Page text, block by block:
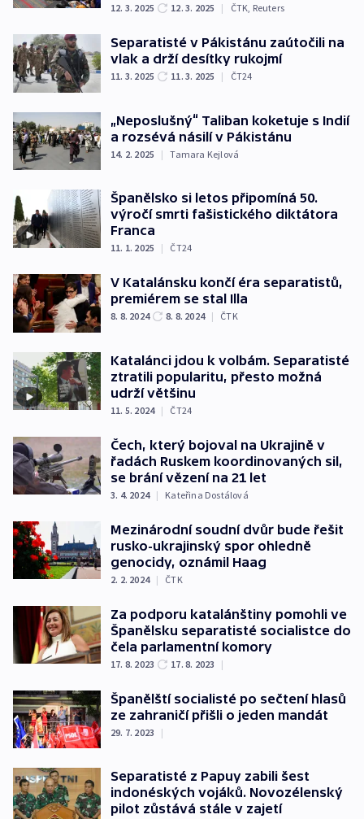
12. 3. 2025 12. 3. 2025 | ČTK Reuters
Separatisté v Pákistánu zaútočili na
vlak a drží desítky rukojmí
11. 3. 2025 11. 3. 2025 | ČT24
„Neposlušný“ Taliban koketuje s Indií
a rozsévá násilí v Pákistánu
14. 2. 2025 | Tamara Kejlová
Španělsko si letos připomíná 50.
výročí smrti fašistického diktátora
Franca
11. 1. 2025 | ČT24
V Katalánsku končí éra separatistů,
premiérem se stal Illa
8. 8. 2024 8. 8. 2024 | ČTK
Katalánci jdou k volbám. Separatisté
ztratili popularitu, přesto možná
udrží většinu
11. 5. 2024 | ČT24
Čech, který bojoval na Ukrajině v
řadách Ruskem koordinovaných sil,
se brání vězení na 21 let
3. 4. 2024 | Kateřina Dostálová
Mezinárodní soudní dvůr bude řešit
rusko-ukrajinský spor ohledně
genocidy, oznámil Haag
2. 2. 2024 | ČTK
Za podporu katalánštiny pomohli ve
Španělsku separatisté socialistce do
čela parlamentní komory
17. 8. 2023 17. 8. 2023 |
Španělští socialisté po sečtení hlasů
ze zahraničí přišli o jeden mandát
29. 7. 2023 |
Separatisté z Papuy zabili šest
indonéských vojáků. Novozélenský
pilot zůstává stále v zajetí